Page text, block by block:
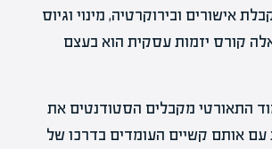
אישורים ובירוקרטיה, מינוי וגיוס
קורס יזמות עסקית הוא בעצם
התאורטי מקבלים הסטודנטים את
עם אותם קשיים העומדים בדרכו של